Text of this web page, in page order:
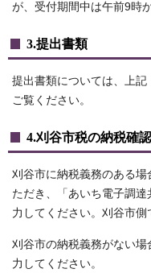
が、受付期間中は午前9時
3.提出書類
提出書類については、上
ご覧ください。
4.刈谷市税の納税確
刈谷市に納税義務のある
ただき、「あいち電子調
力してください。刈谷市側
刈谷市の納税義務がない場
力してください。